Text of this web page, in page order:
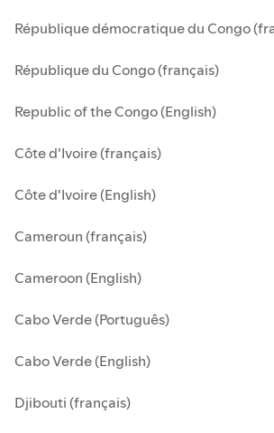
République démocratique du Congo
République du Congo (français)
Republic of the Congo (English)
Côte d'Ivoire (français)
Côte d'Ivoire (English)
Cameroun (français)
Cameroon (English)
Cabo Verde (Português)
Cabo Verde (English)
Djibouti (français)